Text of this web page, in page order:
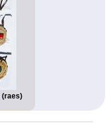
(raes)